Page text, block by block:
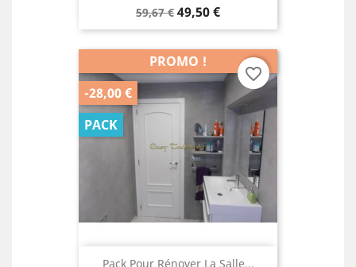
Prix
de
59,67 € Prix
49,50 €
Pack Pour Rénover La Salle...
PROMO !
-28,00 €
PACK
favorite_border